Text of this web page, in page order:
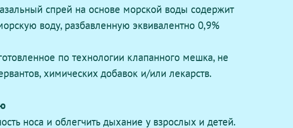
спрей на основе морской воды содержит
воду, разбавленную эквивалентно 0,9%
по технологии клапанного мешка, не
химических добавок и/или лекарств.
носа и облегчить дыхание у взрослых и детей.